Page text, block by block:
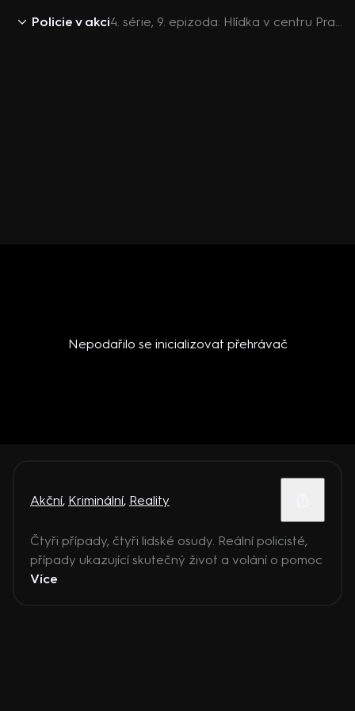
Policie v akci 4. série, 9. epizoda: Hlídka v centru Prahy I / Dceři došla trpělivost / Hlídka v centru Prahy II
Nepodařilo se inicializovat přehrávač
Akční, Kriminální, Reality
Čtyři případy, čtyři lidské osudy. Reální policisté,
případy ukazující skutečný život a volání o pomoc
Více